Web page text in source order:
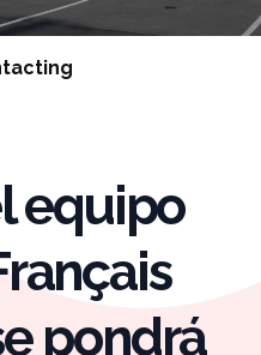
equipo
pondrá